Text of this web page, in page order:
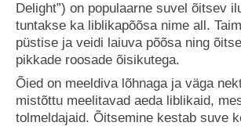
Delight”) on populaarne suvel õitsev
tuntakse ka liblikapõõsa nime all.
püstise ja veidi laiuva põõsa ning
pikkade roosade õisikutega.
Õied on meeldiva lõhnaga ja väga
mistõttu meelitavad aeda liblikaid,
tolmeldajaid. Õitsemine kestab suve